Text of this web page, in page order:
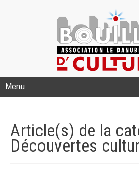
Menu
Article(s) de la
Découvertes